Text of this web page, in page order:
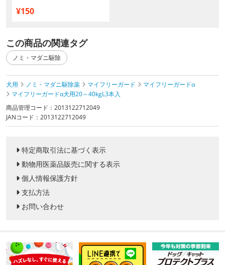
¥150
この商品の関連タグ
ノミ・マダニ駆除
犬用 ノミ・マダニ駆除薬 マイフリーガード
マイフリーガードα
マイフリーガードα犬用20～40kgL3本入
商品管理コード：2013122712049
JANコード：2013122712049
特定商取引法に基づく表示
動物用医薬品販売に関する表示
個人情報保護方針
支払方法
お問い合わせ